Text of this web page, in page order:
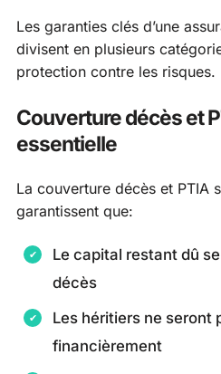
Les garanties clés d’une
divisent en plusieurs
protection contre les risques.
Couverture décès et
essentielle
La couverture décès et PTIA
garantissent que:
Le capital restant dû
décès
Les héritiers ne seront
financièrement